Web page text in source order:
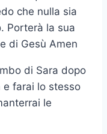
che nulla sia
Porterà la sua
di Gesù Amen
di Sara dopo
farai lo stesso
le